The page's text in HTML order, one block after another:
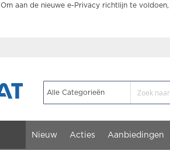
Om aan de nieuwe e-Privacy richtlijn te
Nieuw Acties Aanbiedingen